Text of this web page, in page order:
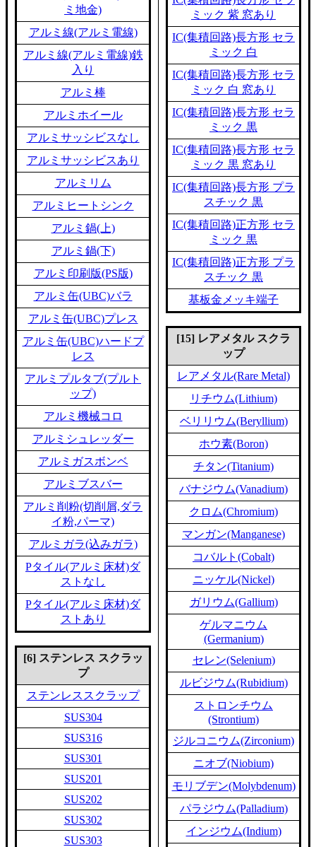
ミ地金)
アルミ線(アルミ電線)
アルミ線(アルミ電線)鉄
入り
アルミ棒
アルミホイール
アルミサッシビスなし
アルミサッシビスあり
アルミリム
アルミヒートシンク
アルミ鍋(上)
アルミ鍋(下)
アルミ印刷版(PS版)
アルミ缶(UBC)バラ
アルミ缶(UBC)プレス
アルミ缶(UBC)ハードプ
レス
アルミプルタブ(プルト
ップ)
アルミ機械コロ
アルミシュレッダー
アルミガスボンベ
アルミブスバー
アルミ削粉(切削屑,ダラ
イ粉,パーマ)
アルミガラ(込みガラ)
Pタイル(アルミ床材)ダ
ストなし
Pタイル(アルミ床材)ダ
ストあり
[6] ステンレス スクラッ
プ
ステンレススクラップ
SUS304
SUS316
SUS301
SUS201
SUS202
SUS302
SUS303
ミック 紫 窓あり
IC(集積回路)長方形 セラ
ミック 白
IC(集積回路)長方形 セラ
ミック 白 窓あり
IC(集積回路)長方形 セラ
ミック 黒
IC(集積回路)長方形 セラ
ミック 黒 窓あり
IC(集積回路)長方形 プラ
スチック 黒
IC(集積回路)正方形 セラ
ミック 黒
IC(集積回路)正方形 プラ
スチック 黒
基板金メッキ端子
[15] レアメタル スクラ
ップ
レアメタル(Rare Metal)
リチウム(Lithium)
ベリリウム(Beryllium)
ホウ素(Boron)
チタン(Titanium)
バナジウム(Vanadium)
クロム(Chromium)
マンガン(Manganese)
コバルト(Cobalt)
ニッケル(Nickel)
ガリウム(Gallium)
ゲルマニウム
(Germanium)
セレン(Selenium)
ルビジウム(Rubidium)
ストロンチウム
(Strontium)
ジルコニウム(Zirconium)
ニオブ(Niobium)
モリブデン(Molybdenum)
パラジウム(Palladium)
インジウム(Indium)